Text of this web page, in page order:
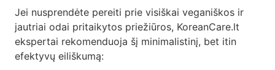
Jei nusprendėte pereiti prie visiškai veganiškos ir
jautriai odai pritaikytos priežiūros, KoreanCare.lt
ekspertai rekomenduoja šį minimalistinį, bet itin
efektyvų eiliškumą: